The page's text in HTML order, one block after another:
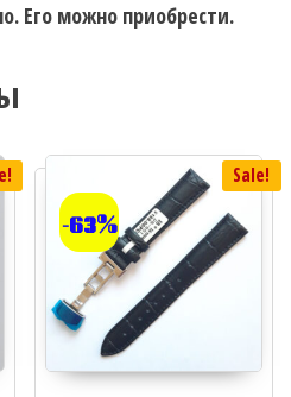
Его можно приобрести.
Sale!
-63%